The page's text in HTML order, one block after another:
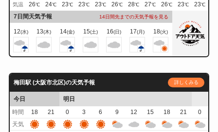
気温 26℃ 24℃ 23℃ 23℃ 23℃ 26℃ 28℃ 27℃ 26℃ 23℃ 23℃
7日間天気予報 14日間先までの天気予報を見る
12(水) 13(木) 14(金) 15(土) 16(日) 17(月) 18(火)
梅田駅 (大阪市北区)の天気予報 詳しくみる
今日
明日
時間
18 21 0 3 6 9 12 15 18 21
0
天気